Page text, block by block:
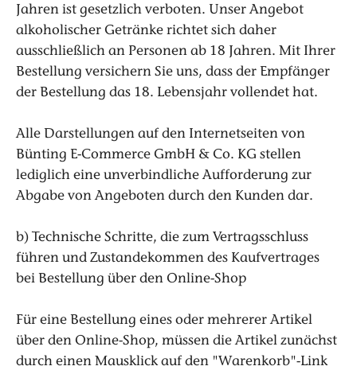
Jahren ist gesetzlich verboten. Unser Angebot
alkoholischer Getränke richtet sich daher
ausschließlich an Personen ab 18 Jahren. Mit Ihrer
Bestellung versichern Sie uns, dass der Empfänger
der Bestellung das 18. Lebensjahr vollendet hat.
Alle Darstellungen auf den Internetseiten von
Bünting E-Commerce GmbH & Co. KG stellen
lediglich eine unverbindliche Aufforderung zur
Abgabe von Angeboten durch den Kunden dar.
b) Technische Schritte, die zum Vertragsschluss
führen und Zustandekommen des Kaufvertrages
bei Bestellung über den Online-Shop
Für eine Bestellung eines oder mehrerer Artikel
über den Online-Shop, müssen die Artikel zunächst
durch einen Mausklick auf den "Warenkorb"-Link